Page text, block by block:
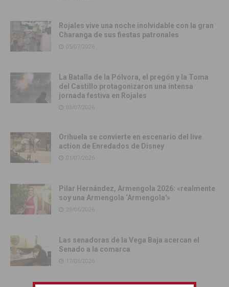
Rojales vive una noche inolvidable con la gran
Charanga de sus fiestas patronales
05/07/2026
La Batalla de la Pólvora, el pregón y la Toma
del Castillo protagonizaron una intensa
jornada festiva en Rojales
03/07/2026
Orihuela se convierte en escenario del live
action de Enredados de Disney
01/07/2026
Pilar Hernández, Armengola 2026: «realmente
soy una Armengola ‘Armengola'»
29/06/2026
Las senadoras de la Vega Baja acercan el
Senado a la comarca
17/06/2026